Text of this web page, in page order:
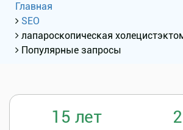
Главная
SEO
лапароскопическая
Популярные запросы
15 лет